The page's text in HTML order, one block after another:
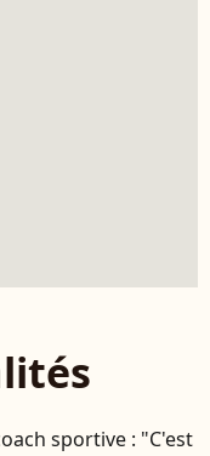
sportive : "C'est